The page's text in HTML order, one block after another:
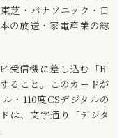
芝・パナソニック・日
の放送・家電産業の総
受信機に差し込む「B-
ること。このカードが
・110度CSデジタルの
は、文字通り「デジタ